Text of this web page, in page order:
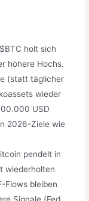
$BTC holt sich
höhere Hochs.
(statt täglicher
wieder
USD
2026-Ziele wie
pendelt in
wiederholten
Flows bleiben